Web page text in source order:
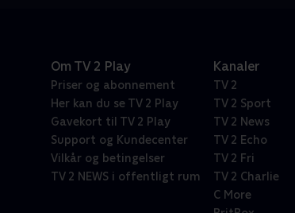
Om TV 2 Play
Priser og abonnement
Her kan du se TV 2 Play
Gavekort til TV 2 Play
Support og Kundecenter
Vilkår og betingelser
TV 2 NEWS i offentligt rum
Kanaler
TV 2
TV 2 Sport
TV 2 News
TV 2 Echo
TV 2 Fri
TV 2 Charlie
C More